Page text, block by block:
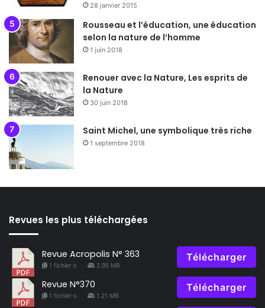
28 janvier 2015
Rousseau et l’éducation, une éducation
selon la nature de l’homme
1 juin 2018
Renouer avec la Nature, Les esprits de
la Nature
30 juin 2018
Saint Michel, une symbolique très riche
1 septembre 2018
Revues les plus téléchargées
Revue Acropolis N° 363
1 fichier·s 2.95 MB
Télécharger
Revue N°370
1 fichier·s 1.21 MB
Télécharger